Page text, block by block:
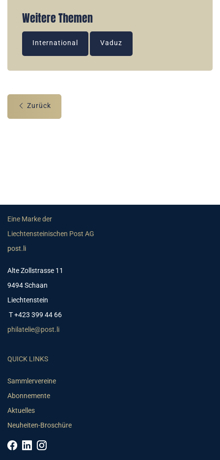
Weitere Themen
International Vaduz
Zurück
Eine Marke der
Liechtensteinischen Post AG
post.li
Alte Zollstrasse 11
9494 Schaan
Liechtenstein
T +423 399 44 66
philatelie@post.li
QUICK LINKS
Sammlervereine
Abonnemente
Aktuelles
Neuheiten-Broschüre